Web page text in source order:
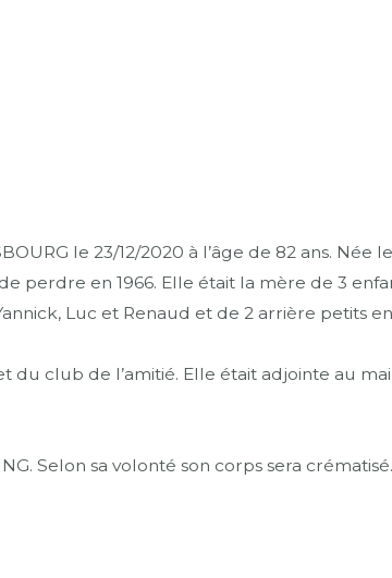
le 23/12/2020 à l’âge de 82 ans. Née
perdre en 1966. Elle était la mère de 3
Luc et Renaud et de 2 arrière petits
du club de l’amitié. Elle était adjointe au
Selon sa volonté son corps sera crématisé.